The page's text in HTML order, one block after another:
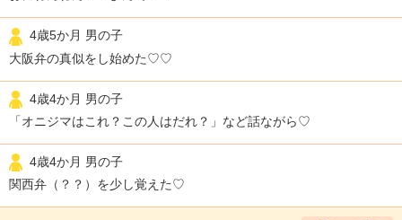
4歳5か月 男の子
大阪弁の真似をし始めた♡♡
4歳4か月 男の子
「オニジマはこれ？この人はだれ？」など話ながら♡
4歳4か月 男の子
関西弁（？？）を少し覚えた♡